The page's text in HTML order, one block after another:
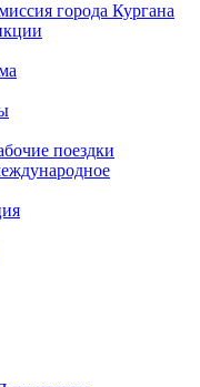
города Кургана
поездки